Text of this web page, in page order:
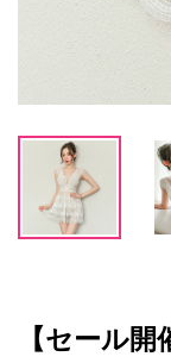
【セール